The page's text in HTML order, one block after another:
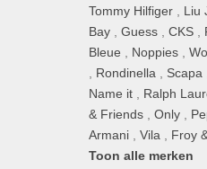
Tommy Hilfiger Liu
Bay ,Guess ,CKS
Bleue
Noppies ,
Rondinella Scapa
Name it
Ralph
& Friends ,Only
Armani ,Vila Froy
Toon alle merken